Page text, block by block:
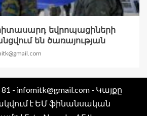
եվրոպացիների
են ծառայության
81 - infomitk@gmail.com - Կայքը
է ԵՄ ֆինանսական